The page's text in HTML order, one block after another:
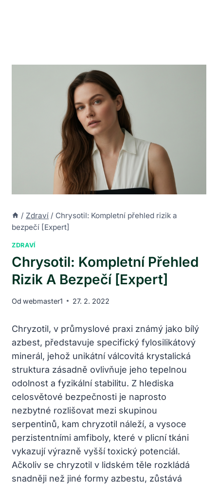
/ Zdraví / Chrysotil: Kompletní přehled rizik a
bezpečí [Expert]
ZDRAVÍ
Chrysotil: Kompletní Přehled
Rizik A Bezpečí [Expert]
Od webmaster1 27. 2. 2022
Chryzotil, v průmyslové praxi známý jako bílý
azbest, představuje specifický fylosilikátový
minerál, jehož unikátní válcovitá krystalická
struktura zásadně ovlivňuje jeho tepelnou
odolnost a fyzikální stabilitu. Z hlediska
celosvětové bezpečnosti je naprosto
nezbytné rozlišovat mezi skupinou
serpentinů, kam chryzotil náleží, a vysoce
perzistentními amfiboly, které v plicní tkáni
vykazují výrazně vyšší toxický potenciál.
Ačkoliv se chryzotil v lidském těle rozkládá
snadněji než jiné formy azbestu, zůstává